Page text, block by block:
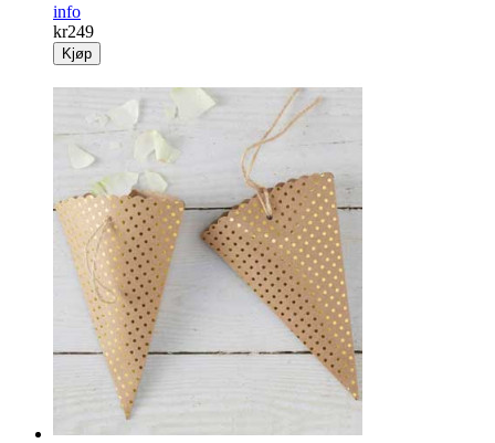
info
kr249
Kjøp